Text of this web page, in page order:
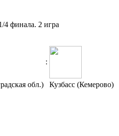
4 финала. 2 игра
:
обл.) Кузбасс (Кемерово)